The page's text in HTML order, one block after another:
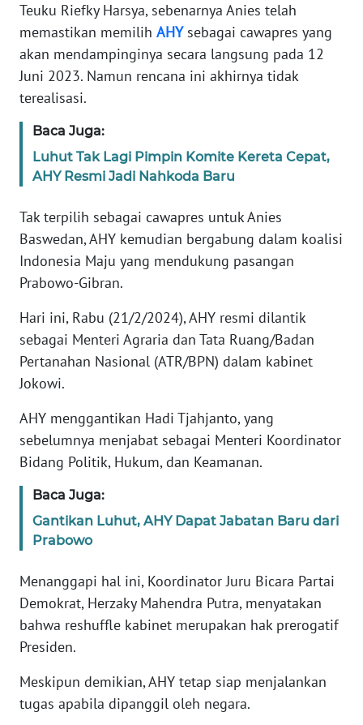
Teuku Riefky Harsya, sebenarnya Anies telah
memastikan memilih AHYsebagai cawapres yang
akan mendampinginya secara langsung pada 12
Juni 2023. Namun rencana ini akhirnya tidak
terealisasi.
Baca Juga:
Luhut Tak Lagi Pimpin Komite Kereta Cepat,
AHY Resmi Jadi Nahkoda Baru
Tak terpilih sebagai cawapres untuk Anies
Baswedan, AHY kemudian bergabung dalam koalisi
Indonesia Maju yang mendukung pasangan
Prabowo-Gibran.
Hari ini, Rabu (21/2/2024), AHY resmi dilantik
sebagai Menteri Agraria dan Tata Ruang/Badan
Pertanahan Nasional (ATR/BPN) dalam kabinet
Jokowi.
AHY menggantikan Hadi Tjahjanto, yang
sebelumnya menjabat sebagai Menteri Koordinator
Bidang Politik, Hukum, dan Keamanan.
Baca Juga:
Gantikan Luhut, AHY Dapat Jabatan Baru dari
Prabowo
Menanggapi hal ini, Koordinator Juru Bicara Partai
Demokrat, Herzaky Mahendra Putra, menyatakan
bahwa reshuffle kabinet merupakan hak prerogatif
Presiden.
Meskipun demikian, AHY tetap siap menjalankan
tugas apabila dipanggil oleh negara.
KONTAK
KAMI
INFO
TENTANG
KAMI
PEDOMAN
MEDIA
SIBER
REDAKSI
KARIR
DISCLAIMER
Wahana
News
WN
WN
JABAR
WN
BANTEN